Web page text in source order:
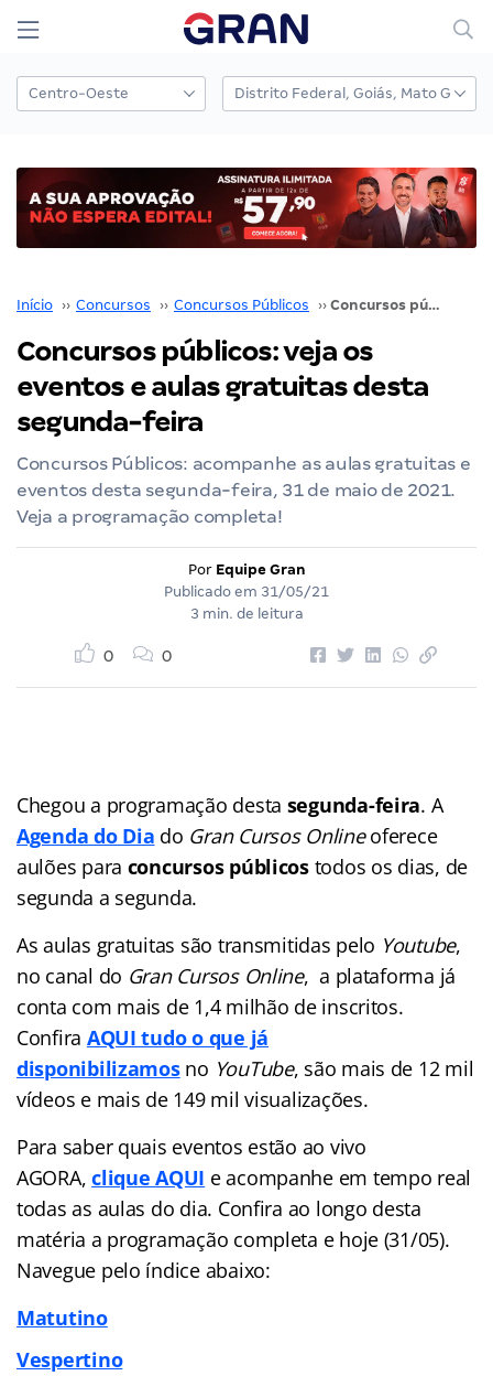
Início ›› Concursos ›› Concursos Públicos ›› Concursos públicos: veja os eventos e aulas gratuitas desta segunda-feira
Concursos públicos: veja os
eventos e aulas gratuitas desta
segunda-feira
Concursos Públicos: acompanhe as aulas gratuitas e
eventos desta segunda-feira, 31 de maio de 2021.
Veja a programação completa!
Por Equipe Gran
Publicado em 31/05/21
3 min. de leitura
0 0
Chegou a programação desta segunda-feira. A
Agenda do Dia do Gran Cursos Onlineoferece
aulões para concursos públicos todos os dias, de
segunda a segunda.
As aulas gratuitas são transmitidas pelo Youtube,
no canal do Gran Cursos Online, a plataforma já
conta com mais de 1,4 milhão de inscritos.
Confira AQUI tudo o que já
disponibilizamosno YouTube, são mais de 12 mil
vídeos e mais de 149 mil visualizações.
Para saber quais eventos estão ao vivo
AGORA,clique AQUI e acompanhe em tempo real
todas as aulas do dia. Confira ao longo desta
matéria a programação completa e hoje (31/05).
Navegue pelo índice abaixo:
Matutino
Vespertino